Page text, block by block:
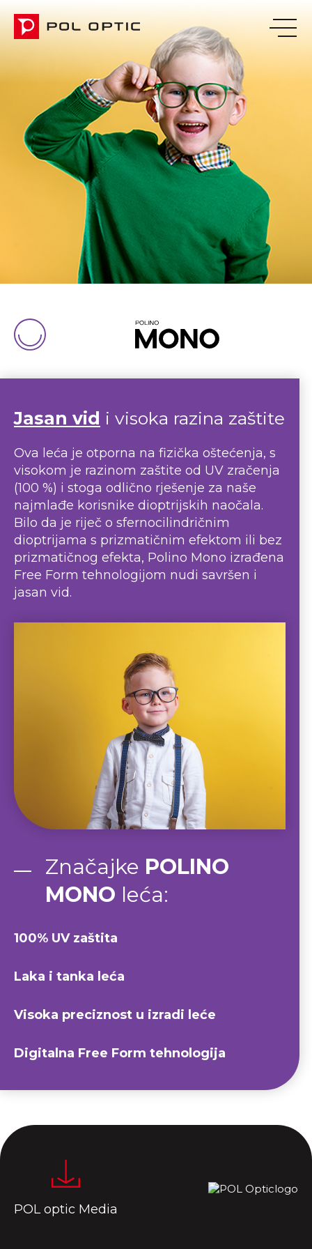
Jasan vid i visoka razina zaštite
Ova leća je otporna na fizička oštećenja, s
visokom je razinom zaštite od UV zračenja
(100 %) i stoga odlično rješenje za naše
najmlađe korisnike dioptrijskih naočala.
Bilo da je riječ o sfernocilindričnim
dioptrijama s prizmatičnim efektom ili bez
prizmatičnog efekta, Polino Mono izrađena
Free Form tehnologijom nudi savršen i
jasan vid.
Značajke POLINO
MONO leća:
100% UV zaštita
Laka i tanka leća
Visoka preciznost u izradi leće
Digitalna Free Form tehnologija
POL optic Media